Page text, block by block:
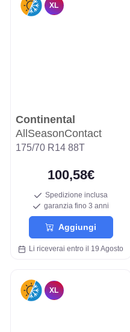
XL
Continental
AllSeasonContact
175/70 R14 88T
100,58€
Spedizione inclusa
garanzia fino 3 anni
Aggiungi
Li riceverai entro il 19 Agosto
XL